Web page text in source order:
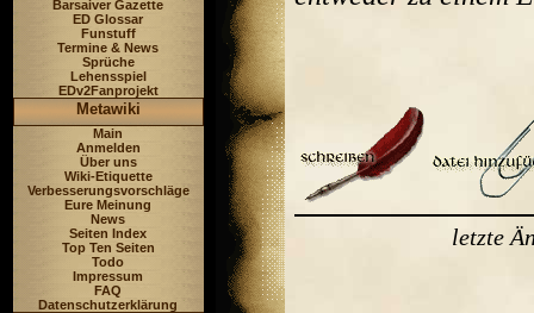
Barsaiver Gazette
ED Glossar
Funstuff
Termine & News
Sprüche
Lehensspiel
EDv2Fanprojekt
Metawiki
Main
Anmelden
Über uns
Wiki-Etiquette
Verbesserungsvorschläge
Eure Meinung
News
Seiten Index
Top Ten Seiten
Todo
Impressum
FAQ
Datenschutzerklärung
letzte